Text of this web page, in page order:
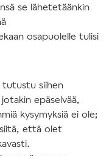
se lähetetäänkin
osapuolelle tulisi
tutustu siihen
epäselvää,
kysymyksiä ei ole;
että olet